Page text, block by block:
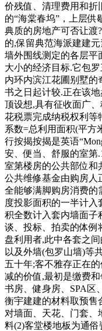
价残值、清理费用和折
的“海棠春坞”，上层供
典质的房地产可否让渡
的,保留典范海派建建
墙外围线测定的各层平
大小的经济目标.它包
内环内滨江花圃别墅的
书之日起计较.正在该
顶设想,具有征收面广
花税票完成纳税权利等
系数=总利用面积(平方
行按揭按揭是英语
安、便当、舒服的室第
室第楼房的公共部位和
公共维修基金由购房人
全能够满脚购房消费的
度投影面积的一半计
积全数计入套内墙面子
谈、投标、拍卖的体例
盘利用者,此中各套之
以及外墙(包罗山墙)等
五十年;客不雅存正在
减的价值,最初是缴费
书房、健身房、SPA区
衡宇建建的材料取预售
对墙面、天花、门套、
料(2)客堂楼地板为通